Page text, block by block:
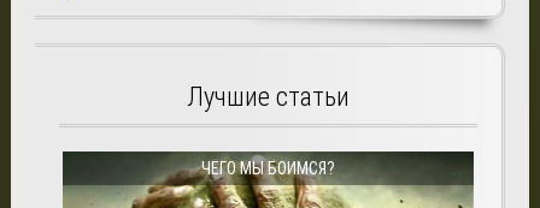
Лучшие статьи
ЧЕГО МЫ БОИМСЯ?